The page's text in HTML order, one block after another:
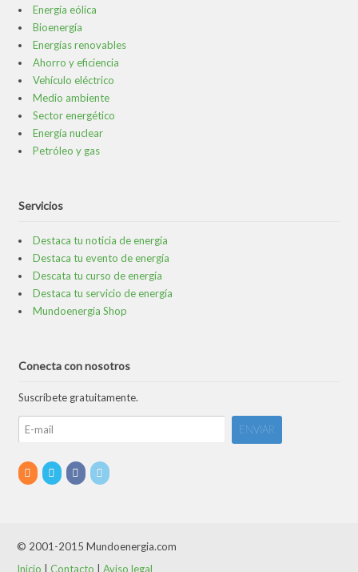
Energía eólica
Bioenergía
Energías renovables
Ahorro y eficiencia
Vehículo eléctrico
Medio ambiente
Sector energético
Energía nuclear
Petróleo y gas
Servicios
Destaca tu noticia de energía
Destaca tu evento de energía
Descata tu curso de energía
Destaca tu servicio de energía
Mundoenergia Shop
Conecta con nosotros
Suscríbete gratuitamente.
© 2001-2015 Mundoenergia.com
Inicio |Contacto |Aviso legal